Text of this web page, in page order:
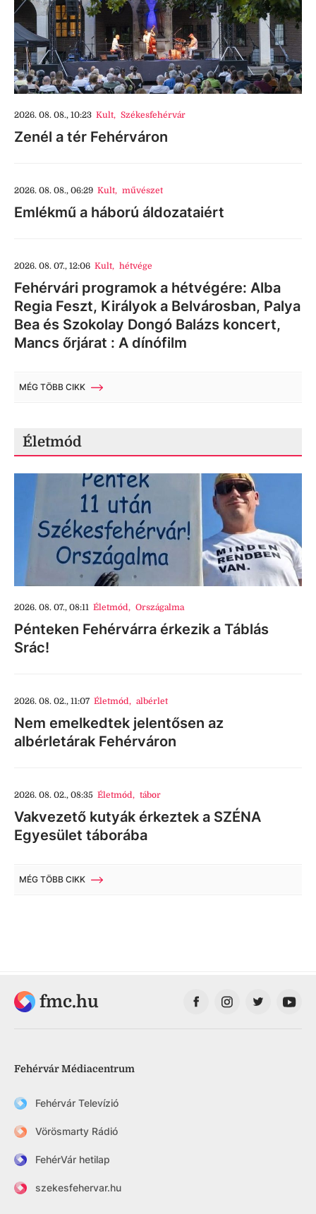
2026. 08. 08., 10:23 Kult, Székesfehérvár
Zenél a tér Fehérváron
2026. 08. 08., 06:29 Kult, művészet
Emlékmű a háború áldozataiért
2026. 08. 07., 12:06 Kult, hétvége
Fehérvári programok a hétvégére: Alba
Regia Feszt, Királyok a Belvárosban, Palya
Bea és Szokolay Dongó Balázs koncert,
Mancs őrjárat : A dínófilm
MÉG TÖBB CIKK
Életmód
2026. 08. 07., 08:11 Életmód, Országalma
Pénteken Fehérvárra érkezik a Táblás
Srác!
2026. 08. 02., 11:07 Életmód, albérlet
Nem emelkedtek jelentősen az
albérletárak Fehérváron
2026. 08. 02., 08:35 Életmód, tábor
Vakvezető kutyák érkeztek a SZÉNA
Egyesület táborába
MÉG TÖBB CIKK
fmc.hu
Fehérvár Médiacentrum
Fehérvár Televízió
Vörösmarty Rádió
FehérVár hetilap
szekesfehervar.hu